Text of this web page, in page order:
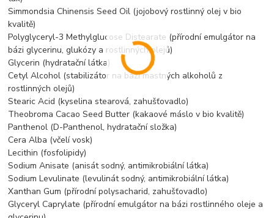
Simmondsia Chinensis Seed Oil (jojobový rostlinný olej v bio
kvalitě)
Polyglyceryl-3 Methylglucose Distearate (přírodní emulgátor na
bázi glycerinu, glukózy a rostlinných olejů)
Glycerin (hydratační látka)
Cetyl Alcohol (stabilizátor na bázi mastných alkoholů z
rostlinných olejů)
Stearic Acid (kyselina stearová, zahušťovadlo)
Theobroma Cacao Seed Butter (kakaové máslo v bio kvalitě)
Panthenol (D-Panthenol, hydratační složka)
Cera Alba (včelí vosk)
Lecithin (fosfolipidy)
Sodium Anisate (anisát sodný, antimikrobiální látka)
Sodium Levulinate (levulinát sodný, antimikrobiální látka)
Xanthan Gum (přírodní polysacharid, zahušťovadlo)
Glyceryl Caprylate (přírodní emulgátor na bázi rostlinného oleje a